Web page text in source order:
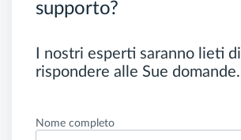
supporto?
I nostri esperti saranno lieti di
rispondere alle Sue domande.
Nome completo